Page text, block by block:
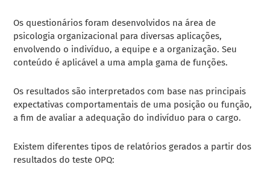
Os questionários foram desenvolvidos na área de
psicologia organizacional para diversas aplicações,
envolvendo o indivíduo, a equipe e a organização. Seu
conteúdo é aplicável a uma ampla gama de funções.
Os resultados são interpretados com base nas principais
expectativas comportamentais de uma posição ou função,
a fim de avaliar a adequação do indivíduo para o cargo.
Existem diferentes tipos de relatórios gerados a partir dos
resultados do teste OPQ: